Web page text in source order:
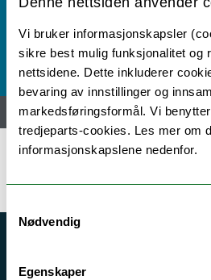
Vi bruker informasjonskapsler
sikre best mulig funksjonalitet og
nettsidene. Dette inkluderer
bevaring av innstillinger og
markedsføringsformål. Vi
tredjeparts-cookies. Les mer om
informasjonskapslene nedenfor.
Nødvendig
Egenskaper
Hjem Nyheter Engelsk /